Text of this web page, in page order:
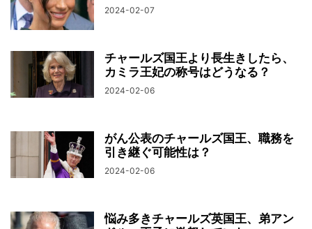
2024-02-07
チャールズ国王より長生きしたら、
カミラ王妃の称号はどうなる？
2024-02-06
がん公表のチャールズ国王、職務を
引き継ぐ可能性は？
2024-02-06
悩み多きチャールズ英国王、弟アン